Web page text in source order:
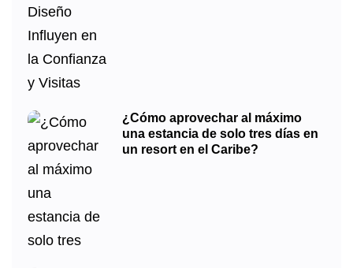
¿Cómo aprovechar al máximo
una estancia de solo tres días en
un resort en el Caribe?